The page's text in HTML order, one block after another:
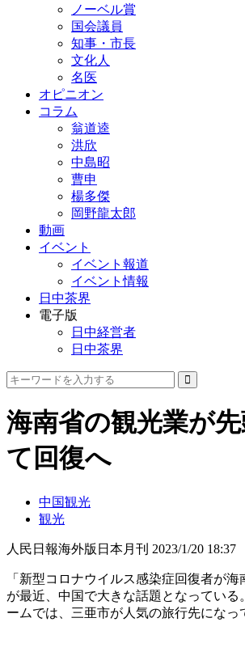
ノーベル賞
国会議員
知事・市長
文化人
名医
オピニオン
コラム
翁道逵
洪欣
中島昭
曹申
楊多傑
岡野龍太郎
動画
イベント
イベント報道
イベント情報
日中茶界
電子版
日中経営者
日中茶界
海南省の観光業が
て回復へ
中国観光
観光
人民日報海外版日本月刊 2023/1/20 18:37
「新型コロナウイルス感染症回復者が海
が最近、中国で大きな話題となっている
ームでは、三亜市が人気の旅行先になっ